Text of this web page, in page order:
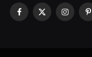
Facebook
X